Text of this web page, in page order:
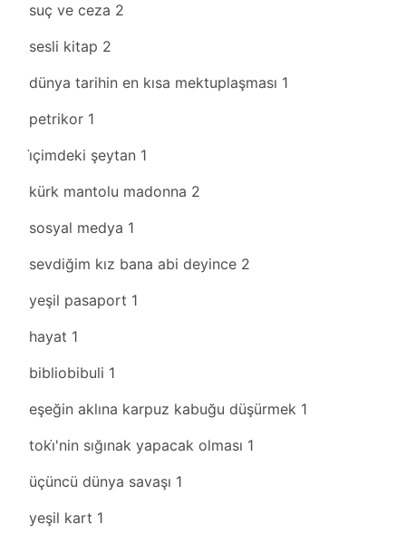
suç ve ceza 2
sesli kitap 2
dünya tarihin en kısa mektuplaşması 1
petrikor 1
i̇çimdeki şeytan 1
kürk mantolu madonna 2
sosyal medya 1
sevdiğim kız bana abi deyince 2
yeşil pasaport 1
hayat 1
bibliobibuli 1
eşeğin aklına karpuz kabuğu düşürmek 1
toki̇'nin sığınak yapacak olması 1
üçüncü dünya savaşı 1
yeşil kart 1